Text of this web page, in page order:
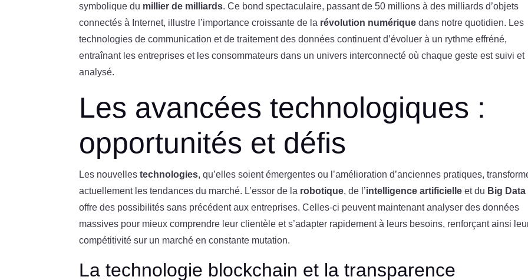
symbolique du millier de milliards. Ce bond spectaculaire, passant de 50 millions à des milliards d’objets
connectés à Internet, illustre l’importance croissante de la révolution numérique dans notre quotidien. Les
technologies de communication et de traitement des données continuent d’évoluer à un rythme effréné,
entraînant les entreprises et les consommateurs dans un univers interconnecté où chaque geste est suivi et
analysé.
Les avancées technologiques :
opportunités et défis
Les nouvellestechnologies, qu’elles soient émergentes ou l’amélioration d’anciennes pratiques,
actuellement les tendances du marché. L’essor de la robotique, de l’intelligence artificielle et du Big Data
offre des possibilités sans précédent aux entreprises. Celles-ci peuvent maintenant analyser des données
massives pour mieux comprendre leur clientèle et s’adapter rapidement à leurs besoins, renforçant ainsi
compétitivité sur un marché en constante mutation.
La technologie blockchain et la transparence